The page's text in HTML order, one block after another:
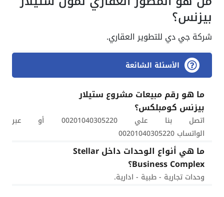
بيزنس؟
شركة جي دي للتطوير العقاري.
الأسئلة الشائعة
ما هو رقم مبيعات مشروع ستيلار
بيزنس كومبلكس؟
اتصل بنا علي 00201040305220 أو عبر
الواتساب 00201040305220
ما هي أنواع الوحدات داخل Stellar
Business Complex؟
وحدات تجارية - طبية - ادارية.